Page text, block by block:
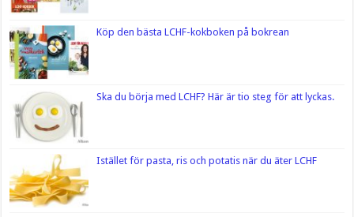
Köp den bästa LCHF-kokboken på bokrean
Ska du börja med LCHF? Här är tio steg för att lyckas.
Istället för pasta, ris och potatis när du äter LCHF